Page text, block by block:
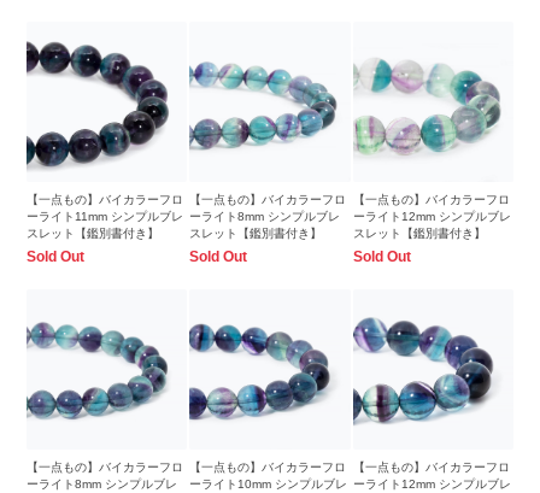
【一点もの】バイカラーフロ
ーライト11mm シンプルブレ
スレット【鑑別書付き】
Sold Out
【一点もの】バイカラーフロ
ーライト8mm シンプルブレ
スレット【鑑別書付き】
Sold Out
【一点もの】バイカラーフロ
ーライト12mm シンプルブレ
スレット【鑑別書付き】
Sold Out
【一点もの】バイカラーフロ
ーライト8mm シンプルブレ
【一点もの】バイカラーフロ
ーライト10mm シンプルブレ
【一点もの】バイカラーフロ
ーライト12mm シンプルブレ